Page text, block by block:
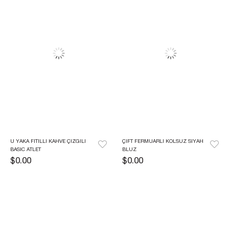
U YAKA FITILLI KAHVE ÇIZGILI
BASIC ATLET
$0.00
ÇIFT FERMUARLI KOLSUZ SIYAH
BLUZ
$0.00